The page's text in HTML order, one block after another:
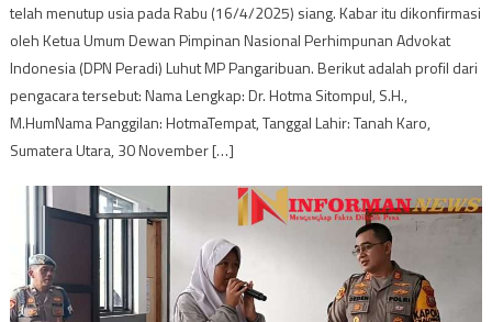
telah menutup usia pada Rabu (16/4/2025) siang. Kabar itu dikonfirmasi
oleh Ketua Umum Dewan Pimpinan Nasional Perhimpunan Advokat
Indonesia (DPN Peradi) Luhut MP Pangaribuan. Berikut adalah profil dari
pengacara tersebut: Nama Lengkap: Dr. Hotma Sitompul, S.H.,
M.HumNama Panggilan: HotmaTempat, Tanggal Lahir: Tanah Karo,
Sumatera Utara, 30 November […]